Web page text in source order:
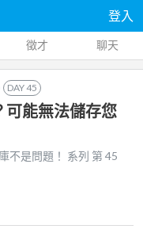
登入
徵才 聊天
DAY45
可能無法儲存您
不是問題！ 系列 第45